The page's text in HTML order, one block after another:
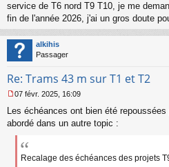
l
u
service de T6 nord T9 T10, je me
fin de l'année 2026, j'ai un gros doute
alkihis
Passager
Re: Trams 43 m sur T1 et T2
e
s
07 févr. 2025, 16:09
Les échéances ont bien été
abordé dans un autre topic :
Recalage des échéances des projets